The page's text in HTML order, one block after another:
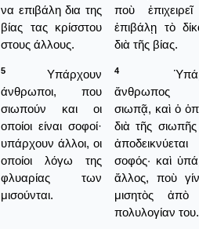
να επιβάλη δια της
βίας τας κρίσστου
στους άλλους.
ποὺ
ἐπιβάλῃ τὸ
διὰ τῆς βίας.
5
Υπάρχουν
άνθρωποι, που
σιωπούν και οι
οποίοι είναι σοφοί·
υπάρχουν άλλοι, οι
οποίοι λόγω της
φλυαρίας των
μισούνται.
4
ἄνθρωπος
σιωπᾷ, καὶ ὁ
διὰ τῆς
ἀποδεικνύεται
σοφός· καὶ
ἄλλος, ποὺ
μισητὸς ἀπὸ
πολυλογίαν του.